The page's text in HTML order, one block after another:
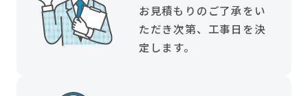
お見積もりのご了承をい
ただき次第、工事日を決
定します。